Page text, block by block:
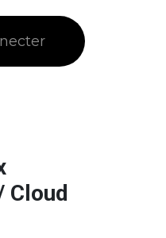
Cloud